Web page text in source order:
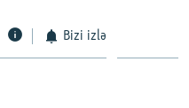
Bizi izlə